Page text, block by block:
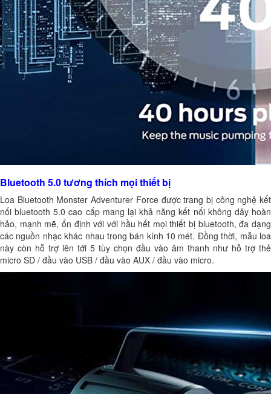
Bluetooth 5.0 tương thích mọi thiết bị
Loa Bluetooth Monster Adventurer Force được trang bị công nghệ kết
nối bluetooth 5.0 cao cấp mang lại khả năng kết nối không dây hoàn
hảo, mạnh mẽ, ổn định với với hầu hết mọi thiết bị bluetooth, đa dạng
các nguồn nhạc khác nhau trong bán kính 10 mét. Đồng thời, mẫu loa
này còn hỗ trợ lên tới 5 tùy chọn đầu vào âm thanh như hỗ trợ thẻ
micro SD / đầu vào USB / đầu vào AUX / đầu vào micro.